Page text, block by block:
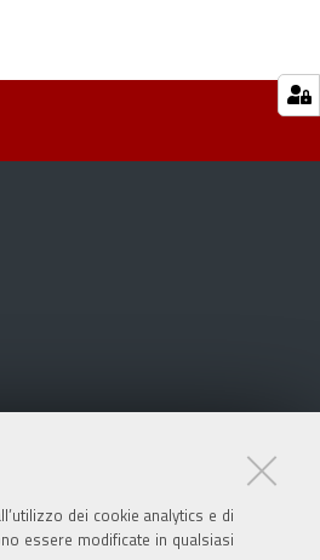
dei cookie analytics e di
essere modificate in qualsiasi